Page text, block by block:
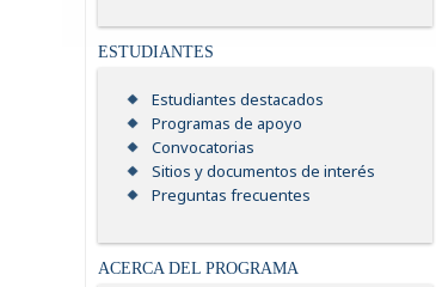
ESTUDIANTES
Estudiantes destacados
Programas de apoyo
Convocatorias
Sitios y documentos de interés
Preguntas frecuentes
ACERCA DEL PROGRAMA